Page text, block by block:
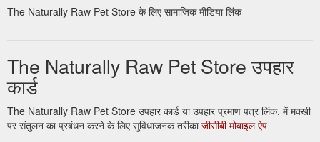
The Naturally Raw Pet Store के लिए सामाजिक मीडिया लिंक
The Naturally Raw Pet Store उपहार
कार्ड
The Naturally Raw Pet Store उपहार कार्ड या उपहार प्रमाण पत्र लिंक. में मक्खी
पर संतुलन का प्रबंधन करने के लिए सुविधाजनक तरीकाजीसीबी मोबाइल ऐप